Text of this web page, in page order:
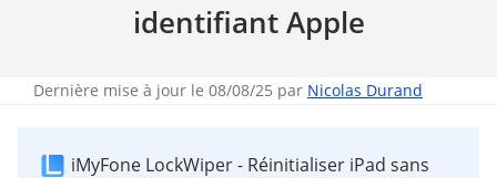
identifiant Apple
Dernière mise à jour le 08/08/25 par Nicolas Durand
iMyFone LockWiper - Réinitialiser iPad sans